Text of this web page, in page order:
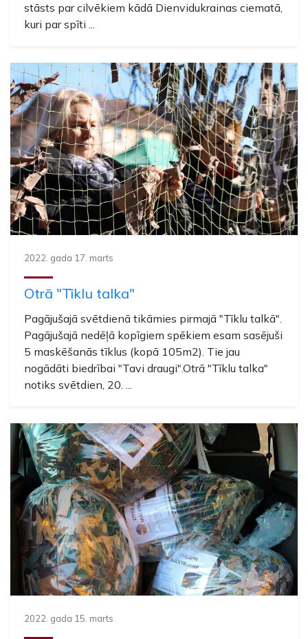
stāsts par cilvēkiem kādā Dienvidukrainas ciematā,
kuri par spīti ...
2022. gada 17. marts
Otrā "Tīklu talka"
Pagājušajā svētdienā tikāmies pirmajā "Tīklu talkā".
Pagājušajā nedēļā kopīgiem spēkiem esam sasējuši
5 maskēšanās tīklus (kopā 105m2). Tie jau
nogādāti biedrībai "Tavi draugi".Otrā "Tīklu talka"
notiks svētdien, 20. ...
2022. gada 15. marts